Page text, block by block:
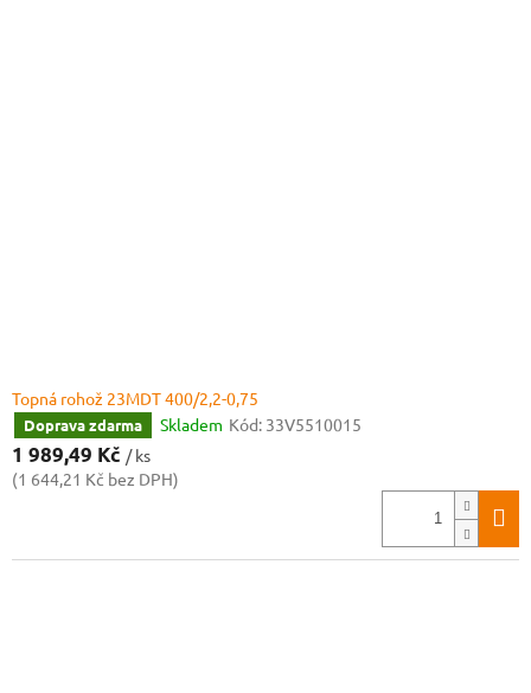
Topná rohož 23MDT 400/2,2-0,75
Doprava zdarma Skladem Kód: 33V5510015
1 989,49 Kč / ks
(1 644,21 Kč bez DPH)